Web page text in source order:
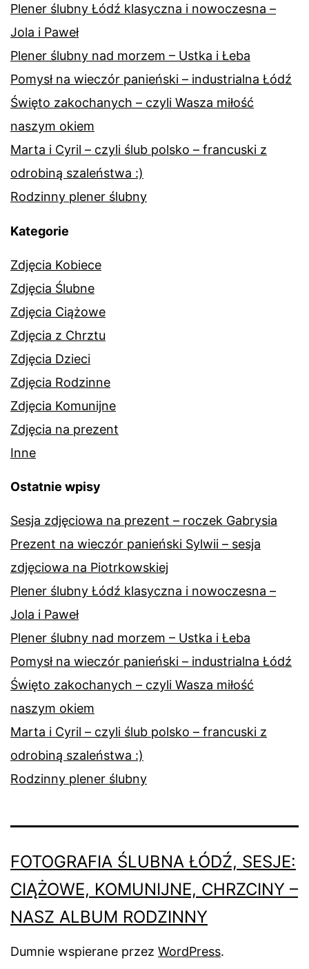
Plener ślubny Łódź klasyczna i nowoczesna –
Jola i Paweł
Plener ślubny nad morzem – Ustka i Łeba
Pomysł na wieczór panieński – industrialna Łódź
Święto zakochanych – czyli Wasza miłość
naszym okiem
Marta i Cyril – czyli ślub polsko – francuski z
odrobiną szaleństwa :)
Rodzinny plener ślubny
Kategorie
Zdjęcia Kobiece
Zdjęcia Ślubne
Zdjęcia Ciążowe
Zdjęcia z Chrztu
Zdjęcia Dzieci
Zdjęcia Rodzinne
Zdjęcia Komunijne
Zdjęcia na prezent
Inne
Ostatnie wpisy
Sesja zdjęciowa na prezent – roczek Gabrysia
Prezent na wieczór panieński Sylwii – sesja
zdjęciowa na Piotrkowskiej
Plener ślubny Łódź klasyczna i nowoczesna –
Jola i Paweł
Plener ślubny nad morzem – Ustka i Łeba
Pomysł na wieczór panieński – industrialna Łódź
Święto zakochanych – czyli Wasza miłość
naszym okiem
Marta i Cyril – czyli ślub polsko – francuski z
odrobiną szaleństwa :)
Rodzinny plener ślubny
FOTOGRAFIA ŚLUBNA ŁÓDŹ, SESJE:
CIĄŻOWE, KOMUNIJNE, CHRZCINY –
NASZ ALBUM RODZINNY
Dumnie wspierane przez WordPress.